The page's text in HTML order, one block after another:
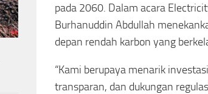
pada 2060. Dalam acara
Burhanuddin Abdullah
depan rendah karbon yang
“Kami berupaya menarik
transparan, dan dukungan